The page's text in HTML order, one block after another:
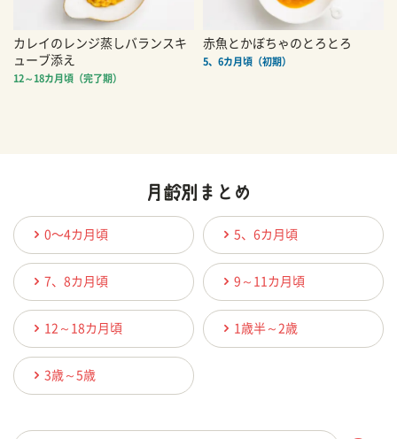
カレイのレンジ蒸しバランスキ
ューブ添え
12～18カ月頃（完了期）
赤魚とかぼちゃのとろとろ
5、6カ月頃（初期）
0〜4カ月頃 5、6カ月頃
7、8カ月頃 9～11カ月頃
12～18カ月頃 1歳半～2歳
3歳～5歳